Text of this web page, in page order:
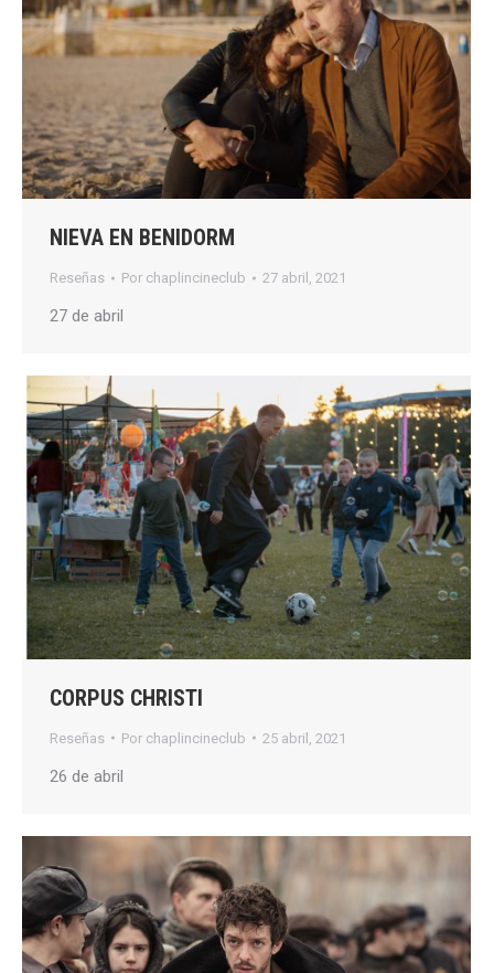
NIEVA EN BENIDORM
Reseñas Por chaplincineclub 27 abril, 2021
27 de abril
CORPUS CHRISTI
Reseñas Por chaplincineclub 25 abril, 2021
26 de abril